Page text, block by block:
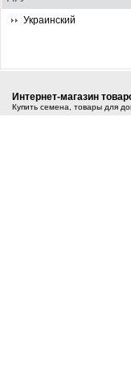
Украинский
Интернет-магазин
Купить семена, товары для